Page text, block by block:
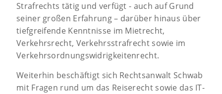
Strafrechts tätig und verfügt - auch auf Grund
seiner großen Erfahrung – darüber hinaus über
tiefgreifende Kenntnisse im Mietrecht,
Verkehrsrecht, Verkehrsstrafrecht sowie im
Verkehrsordnungswidrigkeitenrecht.
Weiterhin beschäftigt sich Rechtsanwalt Schwab
mit Fragen rund um das Reiserecht sowie das IT-